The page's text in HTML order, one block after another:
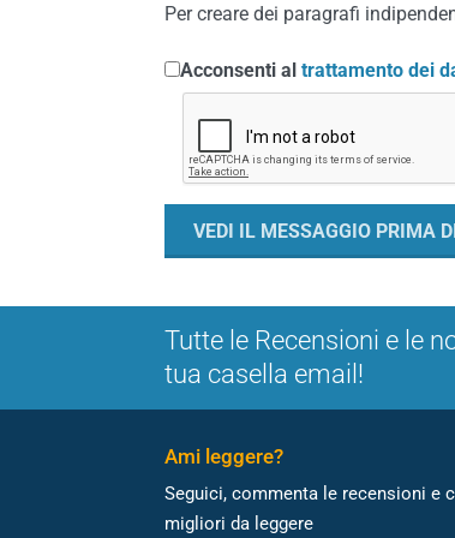
Per creare dei paragrafi
Acconsenti al trattamento dei
Tutte le Recensioni e le
tua casella email!
Ami leggere?
Seguici, commenta le recensioni e
migliori da leggere